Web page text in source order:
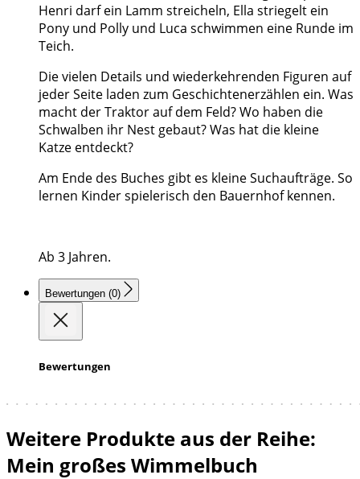
Henri darf ein Lamm streicheln, Ella striegelt ein
Pony und Polly und Luca schwimmen eine Runde im
Teich.
Die vielen Details und wiederkehrenden Figuren auf
jeder Seite laden zum Geschichtenerzählen ein. Was
macht der Traktor auf dem Feld? Wo haben die
Schwalben ihr Nest gebaut? Was hat die kleine
Katze entdeckt?
Am Ende des Buches gibt es kleine Suchaufträge. So
lernen Kinder spielerisch den Bauernhof kennen.
Ab 3 Jahren.
Bewertungen (0)
Bewertungen
Weitere Produkte aus der Reihe:
Mein großes Wimmelbuch